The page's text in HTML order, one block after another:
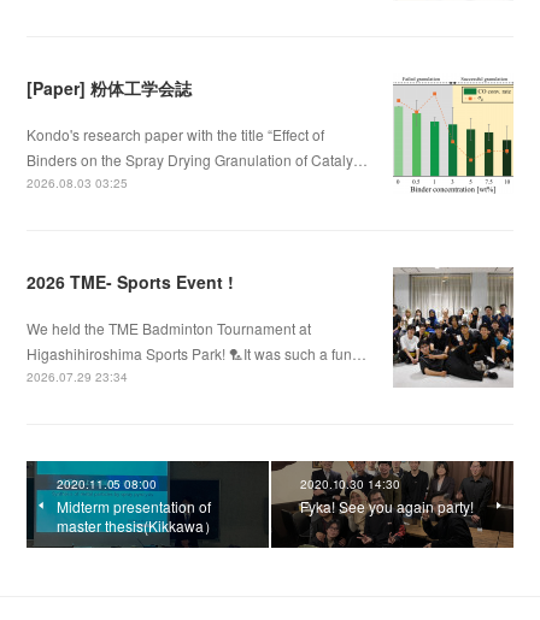
[Paper] 粉体工学会誌
Kondo's research paper with the title “Effect of
Binders on the Spray Drying Granulation of Cataly…
2026.08.03 03:25
2026 TME- Sports Event !
We held the TME Badminton Tournament at
Higashihiroshima Sports Park! 🏸It was such a fun…
2026.07.29 23:34
2020.11.05 08:00
Midterm presentation of
master thesis(Kikkawa）
2020.10.30 14:30
Fyka! See you again party!